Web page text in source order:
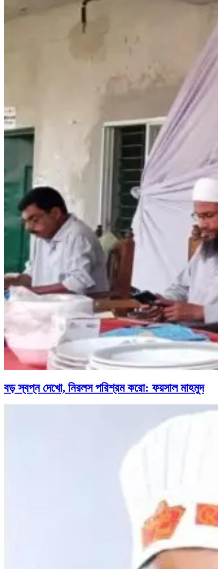
বড় স্বপ্ন দেখো, নিরলস পরিশ্রম করো: ফয়সাল মাহমুদ